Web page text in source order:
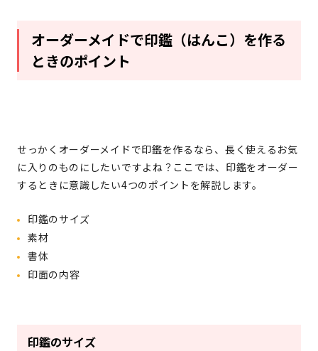
オーダーメイドで印鑑（はんこ）を作る
ときのポイント
せっかくオーダーメイドで印鑑を作るなら、長く使えるお気
に入りのものにしたいですよね？ここでは、印鑑をオーダー
するときに意識したい4つのポイントを解説します。
印鑑のサイズ
素材
書体
印面の内容
印鑑のサイズ